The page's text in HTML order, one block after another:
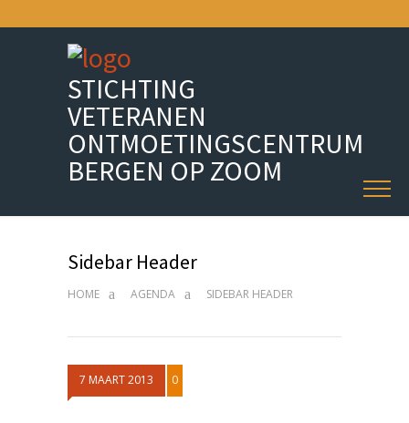
STICHTING
VETERANEN
ONTMOETINGSCENTRUM
BERGEN OP ZOOM
Sidebar Header
HOME AGENDA SIDEBAR HEADER
7 MAART 2013 0